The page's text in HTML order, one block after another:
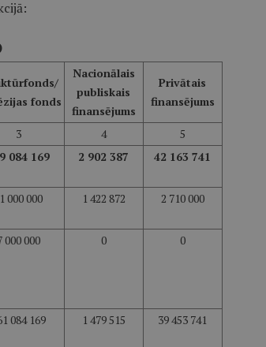
fonds
Nacionālais
publiskais
finansējums
Privātais
finansējums
3 4
5
084 169 2 902 387 42 163 741
000 000 1 422 872 2 710 000
000 000 0 0
084 169 1 479 515 39 453 741